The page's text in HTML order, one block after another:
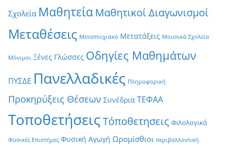
Σχολεία Μαθητεία Μαθητικοί Διαγωνισμοί
Μεταθέσεις Μεταπτυχιακά Μετατάξεις Μουσικά Σχολεία
Μόνιμοι Ξένες Γλώσσες Οδηγίες Μαθημάτων
ΠΥΣΔΕ Πανελλαδικές Πληροφορική
Προκηρύξεις Θέσεων Συνέδρια ΤΕΦΑΑ
ΤοποθετήσειςΤόποθετησεις Φιλολογικά
Φυσικές Επιστήμες Φυσική Αγωγή Ωρομίσθιοι περιβαλλοντική